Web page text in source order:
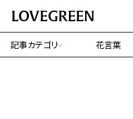
記事カテゴリ 花言葉